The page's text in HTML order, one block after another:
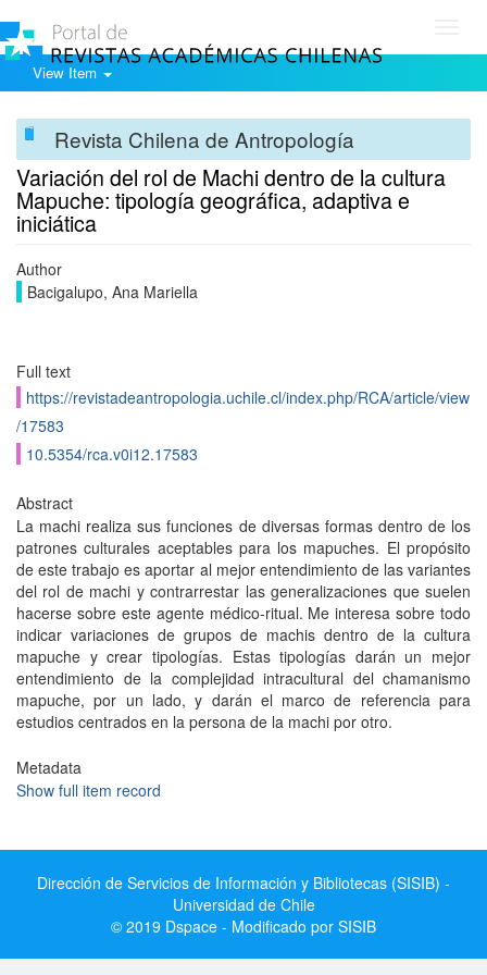
View Item
Revista Chilena de Antropología
Variación del rol de Machi dentro de la cultura
Mapuche: tipología geográfica, adaptiva e
iniciática
Author
Bacigalupo, Ana Mariella
Full text
https://revistadeantropologia.uchile.cl/index.php/RCA/article/view
/17583
10.5354/rca.v0i12.17583
Abstract
La machi realiza sus funciones de diversas formas dentro de los
patrones culturales aceptables para los mapuches. El propósito
de este trabajo es aportar al mejor entendimiento de las variantes
del rol de machi y contrarrestar las generalizaciones que suelen
hacerse sobre este agente médico-ritual. Me interesa sobre todo
indicar variaciones de grupos de machis dentro de la cultura
mapuche y crear tipologías. Estas tipologías darán un mejor
entendimiento de la complejidad intracultural del chamanismo
mapuche, por un lado, y darán el marco de referencia para
estudios centrados en la persona de la machi por otro.
Metadata
Show full item record
Dirección de Servicios de Información y Bibliotecas (SISIB) -
Universidad de Chile
© 2019 Dspace - Modificado por SISIB